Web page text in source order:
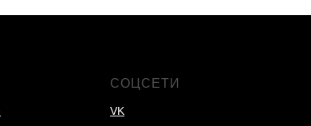
СОЦСЕТИ
VK